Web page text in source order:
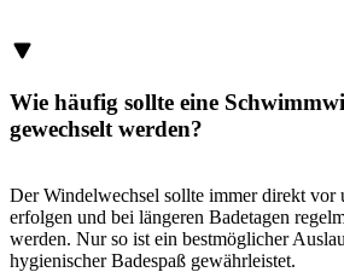
Wie häufig sollte eine
gewechselt werden?
Der Windelwechsel sollte immer direkt vor
erfolgen und bei längeren Badetagen
werden. Nur so ist ein bestmöglicher
hygienischer Badespaß gewährleistet.